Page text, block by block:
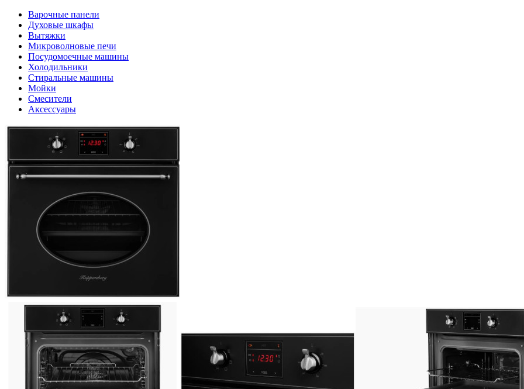
Варочные панели
Духовые шкафы
Вытяжки
Микроволновые печи
Посудомоечные машины
Холодильники
Стиральные машины
Мойки
Смесители
Аксессуары